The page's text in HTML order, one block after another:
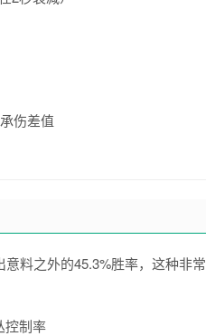
伤差值
料之外的45.3%胜率，这种非常
控制率